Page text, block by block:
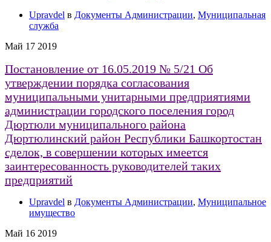
Upravdel в Документы Администрации, Муниципальная
служба
Май 17 2019
Постановление от 16.05.2019 № 5/21 Об
утверждении порядка согласования
муниципальными унитарными предприятиями
администрации городского поселения город
Дюртюли муниципального района
Дюртюлинский район Республики Башкортостан
сделок, в совершении которых имеется
заинтересованность руководителей таких
предприятий
Upravdel в Документы Администрации, Муниципальное
имущество
Май 16 2019